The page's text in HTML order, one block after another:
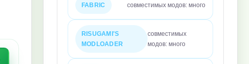
FABRIC совместимых модов: много
RISUGAMI'S
MODLOADER
совместимых
модов: много